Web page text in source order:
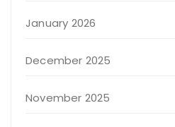
January 2026
December 2025
November 2025